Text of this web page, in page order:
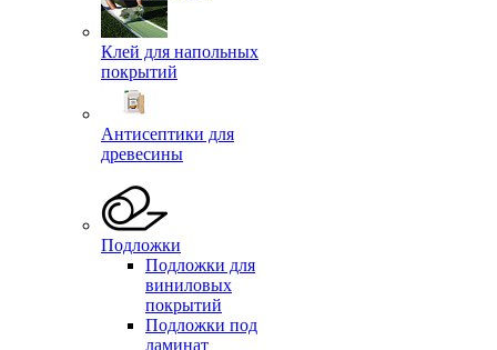
Клей для напольных
покрытий
Антисептики для
древесины
Подложки
Подложки для
виниловых
покрытий
Подложки под
ламинат